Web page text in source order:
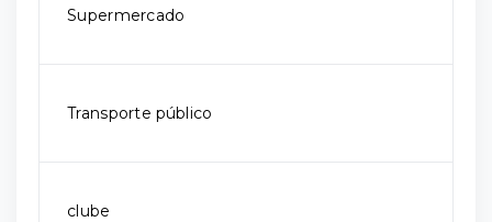
Supermercado
Transporte público
clube